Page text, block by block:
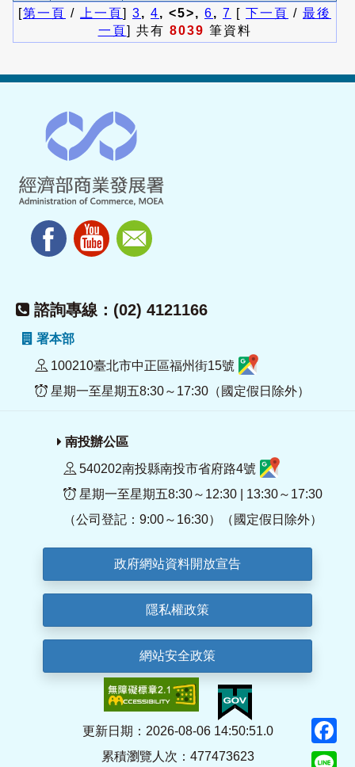
[第一頁 / 上一頁] 3, 4, <5>, 6, 7 [ 下一頁 / 最後
一頁] 共有 8039 筆資料
諮詢專線：(02) 4121166
署本部
100210臺北市中正區福州街15號
星期一至星期五8:30～17:30（國定假日除外）
南投辦公區
540202南投縣南投市省府路4號
星期一至星期五8:30～12:30 | 13:30～17:30
（公司登記：9:00～16:30）（國定假日除外）
政府網站資料開放宣告
隱私權政策
網站安全政策
更新日期：2026-08-06 14:50:51.0
累積瀏覽人次：477473623